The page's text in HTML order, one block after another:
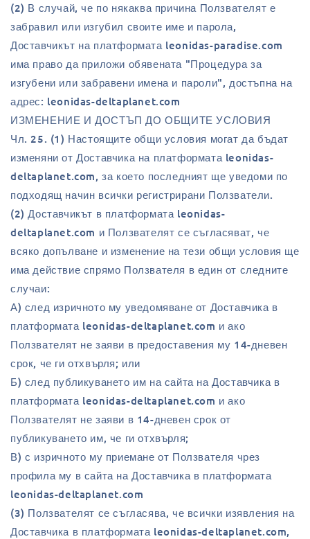
(2) В случай, че по някаква причина Ползвателят е
забравил или изгубил своите име и парола,
Доставчикът на платформата leonidas-paradise.com
има право да приложи обявената "Процедура за
изгубени или забравени имена и пароли", достъпна на
адрес: leonidas-deltaplanet.com
ИЗМЕНЕНИЕ И ДОСТЪП ДО ОБЩИТЕ УСЛОВИЯ
Чл. 25. (1) Настоящите общи условия могат да бъдат
изменяни от Доставчика на платформата leonidas-
deltaplanet.com, за което последният ще уведоми по
подходящ начин всички регистрирани Ползватели.
(2) Доставчикът в платформата leonidas-
deltaplanet.com и Ползвателят се съгласяват, че
всяко допълване и изменение на тези общи условия ще
има действие спрямо Ползвателя в един от следните
случаи:
А) след изричното му уведомяване от Доставчика в
платформата leonidas-deltaplanet.com и ако
Ползвателят не заяви в предоставения му 14-дневен
срок, че ги отхвърля; или
Б) след публикуването им на сайта на Доставчика в
платформата leonidas-deltaplanet.com и ако
Ползвателят не заяви в 14-дневен срок от
публикуването им, че ги отхвърля;
В) с изричното му приемане от Ползвателя чрез
профила му в сайта на Доставчика в платформата
leonidas-deltaplanet.com
(3) Ползвателят се съгласява, че всички изявления на
Доставчика в платформата leonidas-deltaplanet.com,